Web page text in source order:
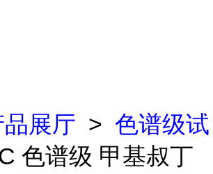
品展厅 > 色谱级试
色谱级 甲基叔丁